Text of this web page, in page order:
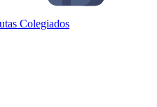
Colegiados